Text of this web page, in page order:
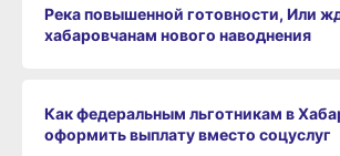
Река повышенной готовности, Или
хабаровчанам нового наводнения
Как федеральным льготникам в
оформить выплату вместо соцуслуг